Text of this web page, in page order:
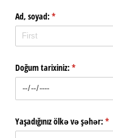
Ad, soyad: *
(required)
Doğum tarixiniz: *
(required)
Yaşadığınız ölkə və şəhər: *